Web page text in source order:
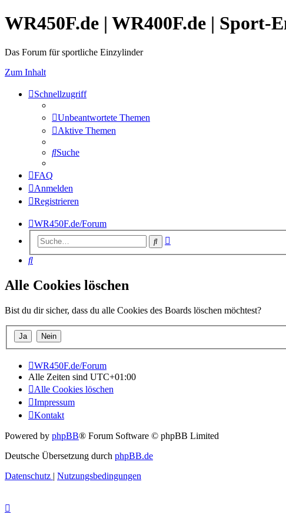
WR450F.de | WR400F.de | Sport-
Das Forum für sportliche Einzylinder
Zum Inhalt
Schnellzugriff
Unbeantwortete Themen
Aktive Themen
Suche
FAQ
Anmelden
Registrieren
WR450F.de/Forum
Suche
Suche
Alle Cookies löschen
Bist du dir sicher, dass du alle Cookies des Boards löschen möchtest?
WR450F.de/Forum
Alle Zeiten sind UTC+01:00
Alle Cookies löschen
Impressum
Kontakt
Powered by phpBB® Forum Software © phpBB Limited
Deutsche Übersetzung durch phpBB.de
Datenschutz | Nutzungsbedingungen